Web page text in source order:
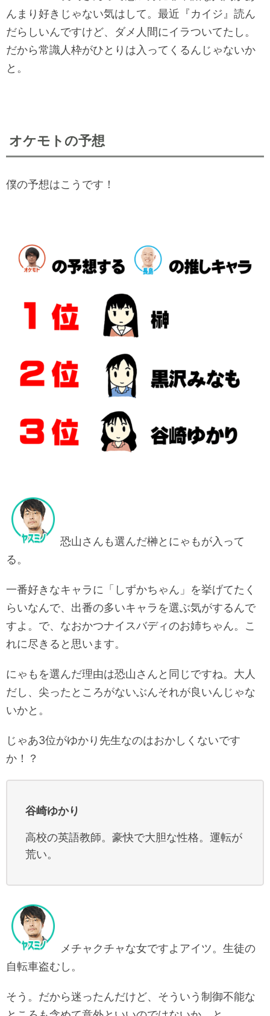
んまり好きじゃない気はして。最近『カイジ』読ん
だらしいんですけど、ダメ人間にイラついてたし。
だから常識人枠がひとりは入ってくるんじゃないか
と。
オケモトの予想
僕の予想はこうです！
恐山さんも選んだ榊とにゃもが入って
る。
一番好きなキャラに「しずかちゃん」を挙げてたく
らいなんで、出番の多いキャラを選ぶ気がするんで
すよ。で、なおかつナイスバディのお姉ちゃん。こ
れに尽きると思います。
にゃもを選んだ理由は恐山さんと同じですね。大人
だし、尖ったところがないぶんそれが良いんじゃな
いかと。
じゃあ3位がゆかり先生なのはおかしくないです
か！？
谷崎ゆかり
高校の英語教師。豪快で大胆な性格。運転が
荒い。
メチャクチャな女ですよアイツ。生徒の
自転車盗むし。
そう。だから迷ったんだけど、そういう制御不能な